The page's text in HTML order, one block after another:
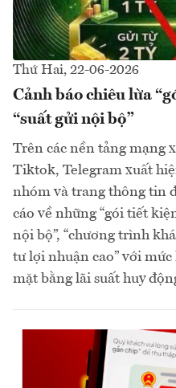
Thứ Hai, 22-06-2026
Cảnh báo chiêu lừa
“suất gửi nội bộ”
Trên các nền tảng mạng
Tiktok, Telegram xuất
nhóm và trang thông tin
cáo về những “gói tiết
nội bộ”, “chương trình
tư lợi nhuận cao” với
mặt bằng lãi suất huy